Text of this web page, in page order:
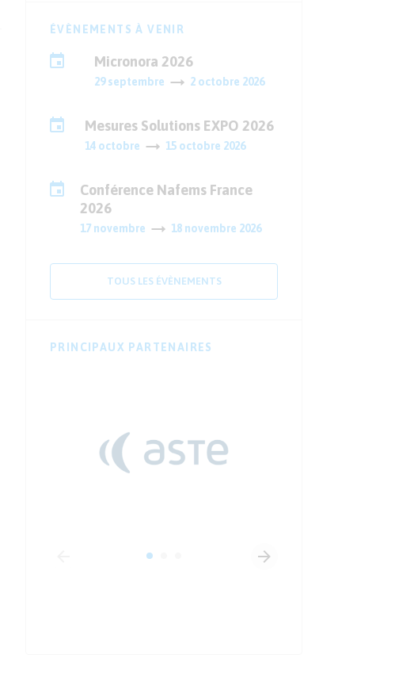
ÉVÈNEMENTS À VENIR
Micronora 2026
29 septembre 2 octobre 2026
Mesures Solutions EXPO 2026
14 octobre 15 octobre 2026
Conférence Nafems France
2026
17 novembre 18 novembre 2026
TOUS LES ÉVÈNEMENTS
PRINCIPAUX PARTENAIRES